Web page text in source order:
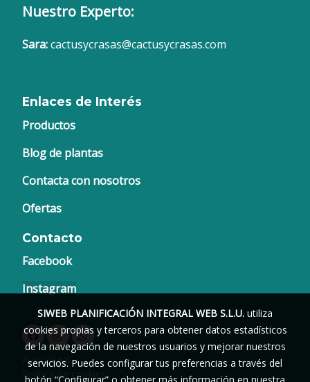
Nuestro Experto:
Sara:cactusycrasas@cactusycrasas.com
Enlaces de Interés
Productos
Blog de plantas
Contacta con nosotros
Ofertas
Contacto
Facebook
Instagram
Aviso legal
Política de cookies
SIWEB PLANIFICACIÓN INTEGRAL WEB S.L.U. utiliza
cookies propias y terceros para obtener datos estadísticos
de la navegación de nuestros usuarios y mejorar nuestros
servicios. Puedes configurar tus preferencias a través del